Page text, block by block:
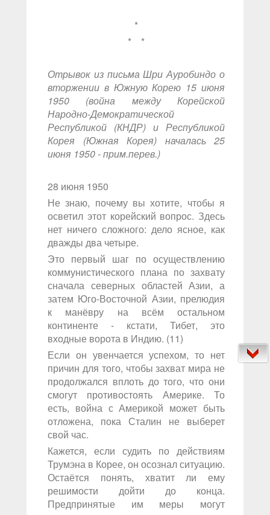
*
* *
Отрывок из письма Шри Ауробиндо о
вторжении в Южную Корею 15 июня
1950 (война между Корейской
Народно-Демократической
Республикой (КНДР) и Республикой
Корея (Южная Корея) началась 25
июня 1950 - прим.перев.)
28 июня 1950
Не знаю, почему вы хотите, чтобы я
осветил этот корейский вопрос. Здесь
нет ничего сложного: дело ясное, как
дважды два четыре.
Это первый шаг по осуществлению
коммунистического плана по захвату
сначала северных областей Азии, а
затем Юго-Восточной Азии, прелюдия
к манёвру на всём остальном
континенте - кстати, Тибет, это
входные ворота в Индию. (11)
Если он увенчается успехом, то нет
причин для того, чтобы захват мира не
продолжался вплоть до того, что они
смогут противостоять Америке. То
есть, война с Америкой может быть
отложена, пока Сталин не выберет
свой час.
Кажется, если судить по действиям
Трумэна в Корее, он осознал ситуацию.
Остаётся понять, хватит ли ему
решимости дойти до конца.
Предпринятые им меры могут